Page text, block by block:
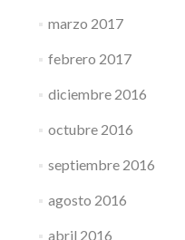
marzo 2017
febrero 2017
diciembre 2016
octubre 2016
septiembre 2016
agosto 2016
abril 2016